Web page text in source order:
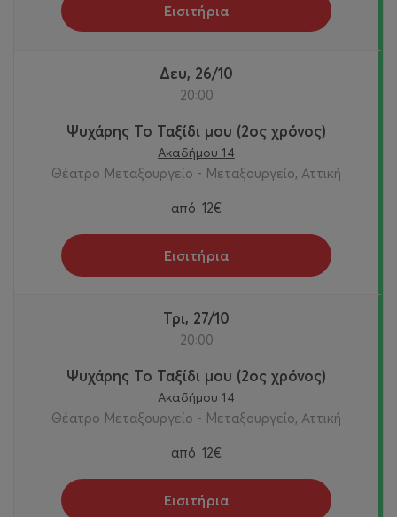
Εισιτήρια
Δευ, 26/10
20:00
Ψυχάρης Το Ταξίδι μου (2ος χρόνος)
Ακαδήμου 14
Θέατρο Μεταξουργείο - Μεταξουργείο, Αττική
από 12€
Εισιτήρια
Τρι, 27/10
20:00
Ψυχάρης Το Ταξίδι μου (2ος χρόνος)
Ακαδήμου 14
Θέατρο Μεταξουργείο - Μεταξουργείο, Αττική
από 12€
Εισιτήρια